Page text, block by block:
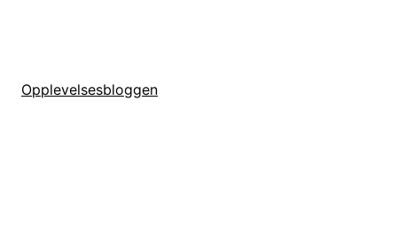
Opplevelsesbloggen